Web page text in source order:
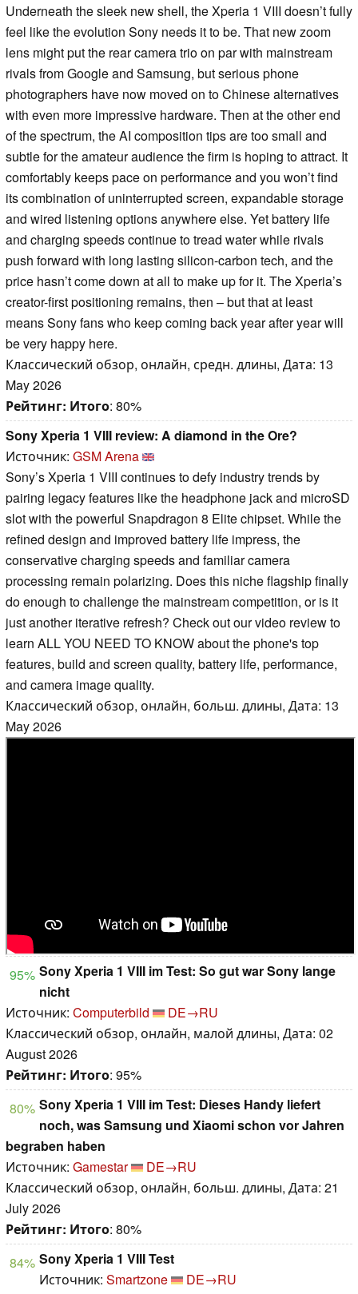
Underneath the sleek new shell, the Xperia 1 VIII doesn’t fully
feel like the evolution Sony needs it to be. That new zoom
lens might put the rear camera trio on par with mainstream
rivals from Google and Samsung, but serious phone
photographers have now moved on to Chinese alternatives
with even more impressive hardware. Then at the other end
of the spectrum, the AI composition tips are too small and
subtle for the amateur audience the firm is hoping to attract. It
comfortably keeps pace on performance and you won’t find
its combination of uninterrupted screen, expandable storage
and wired listening options anywhere else. Yet battery life
and charging speeds continue to tread water while rivals
push forward with long lasting silicon-carbon tech, and the
price hasn’t come down at all to make up for it. The Xperia’s
creator-first positioning remains, then – but that at least
means Sony fans who keep coming back year after year will
be very happy here.
Классический обзор, онлайн, средн. длины, Дата: 13
May 2026
Рейтинг: Итого: 80%
Sony Xperia 1 VIII review: A diamond in the Ore?
Источник: GSM Arena
Sony’s Xperia 1 VIII continues to defy industry trends by
pairing legacy features like the headphone jack and microSD
slot with the powerful Snapdragon 8 Elite chipset. While the
refined design and improved battery life impress, the
conservative charging speeds and familiar camera
processing remain polarizing. Does this niche flagship finally
do enough to challenge the mainstream competition, or is it
just another iterative refresh? Check out our video review to
learn ALL YOU NEED TO KNOW about the phone's top
features, build and screen quality, battery life, performance,
and camera image quality.
Классический обзор, онлайн, больш. длины, Дата: 13
May 2026
95% Sony Xperia 1 VIII im Test: So gut war Sony lange
nicht
Источник: Computerbild
DE→RU
Классический обзор, онлайн, малой длины, Дата: 02
August 2026
Рейтинг: Итого: 95%
80% Sony Xperia 1 VIII im Test: Dieses Handy liefert
noch, was Samsung und Xiaomi schon vor Jahren
begraben haben
Источник: Gamestar
DE→RU
Классический обзор, онлайн, больш. длины, Дата: 21
July 2026
Рейтинг: Итого: 80%
84% Sony Xperia 1 VIII Test
Источник: Smartzone
DE→RU